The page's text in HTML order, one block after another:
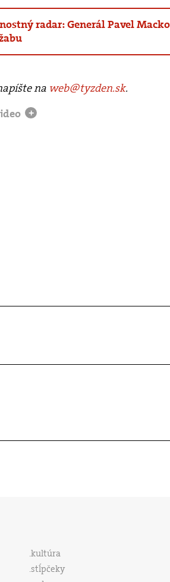
radar: Generál Pavel
na web@tyzden.sk.
+
kultúra
stĺpčeky